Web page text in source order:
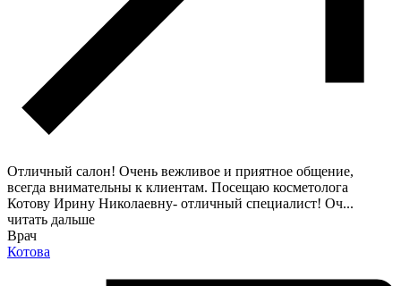
Отличный салон! Очень вежливое и приятное общение,
всегда внимательны к клиентам. Посещаю косметолога
Котову Ирину Николаевну- отличный специалист! Оч...
читать дальше
Врач
Котова